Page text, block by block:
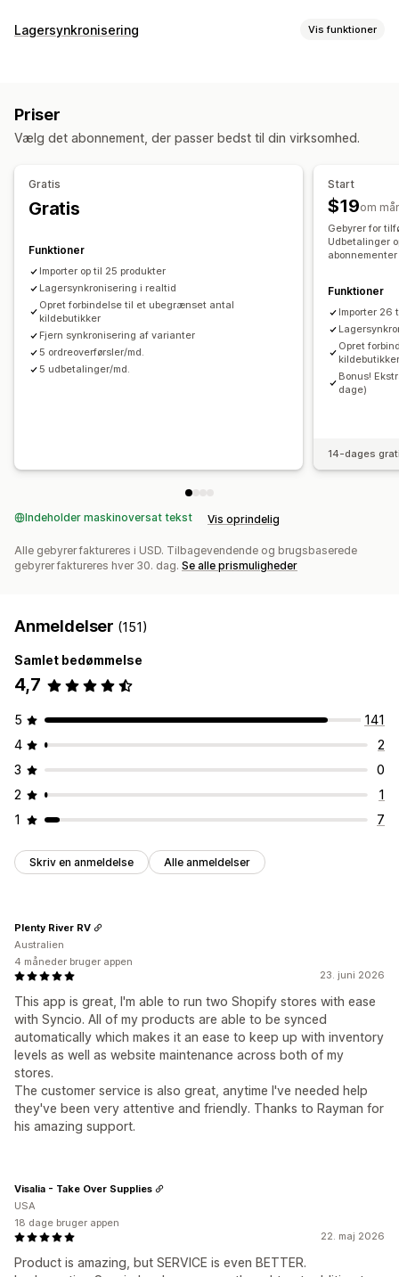
Redigerbare ressourcer
Handlinger
Massesletning
Datamigrering
Datasynkronisering
Lagersynkronisering Vis funktioner
Stregkoder
Priser
Vælg det abonnement, der passer bedst til din virksomhed.
Gratis
Gratis
Funktioner
Importer op til 25 produkter
Lagersynkronisering i realtid
Opret forbindelse til et ubegrænset antal
kildebutikker
Fjern synkronisering af varianter
5 ordreoverførsler/md.
5 udbetalinger/md.
Start
$19om
Gebyrer for
Udbetalinger
Funktioner
Importer 26
Opret
Bonus!
dage)
14-dages
Indeholder maskinoversat tekst Vis oprindelig
Alle gebyrer faktureres i USD. Tilbagevendende og brugsbaserede
gebyrer faktureres hver 30. dag. Se alle prismuligheder
Anmeldelser (151)
Samlet bedømmelse
4,7
5
141
4
2
3
0
2
1
1
7
Skriv en anmeldelse Alle anmeldelser
23. juni 2026
This app is great, I'm able to run two Shopify stores with ease
with Syncio. All of my products are able to be synced
automatically which makes it an ease to keep up with inventory
levels as well as website maintenance across both of my
stores.
The customer service is also great, anytime I've needed help
they've been very attentive and friendly. Thanks to Rayman for
his amazing support.
Plenty River RV
Australien
4 måneder bruger appen
22. maj 2026
Product is amazing, but SERVICE is even BETTER.
Visalia - Take Over Supplies
USA
18 dage bruger appen